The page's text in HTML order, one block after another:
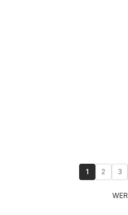
1 2 3